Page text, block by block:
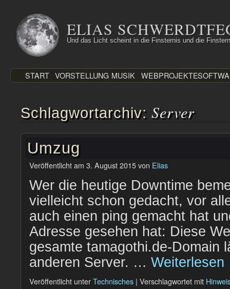
Inhalt
springen
ELIAS
Und das Licht scheint in die Finsternis und die
START VORSTELLUNG MUSIK WEBPROJEKTE
Schlagwortarchiv: Server
Umzug
Veröffentlicht am 3. August 2015von Elias
Wer die heutige Downtime
vielleicht schon gedacht, vor
auch einen ping gemacht hat
Adresse gesehen hat: Diese
gesamte tamagothi.de-Domain
anderen Server. … Weiterlesen
Veröffentlicht unterTechnisches | Verschlagwortet mit